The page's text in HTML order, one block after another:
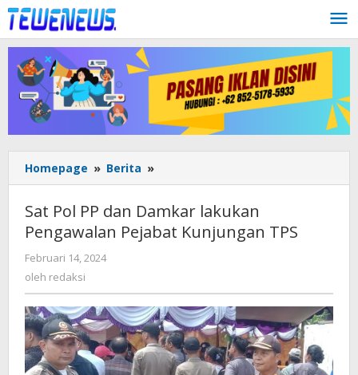
Lewati
ke
konten
Homepage » Berita »
Pol
dan
Damkar
TPS
Sat Pol PP dan Damkar lakukan
Pengawalan Pejabat Kunjungan TPS
Februari 14, 2024
oleh redaksi